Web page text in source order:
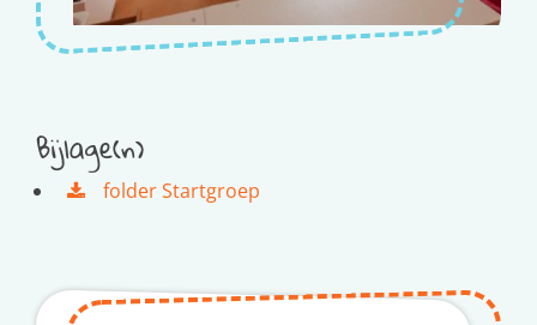
Bijlage(n)
folder Startgroep